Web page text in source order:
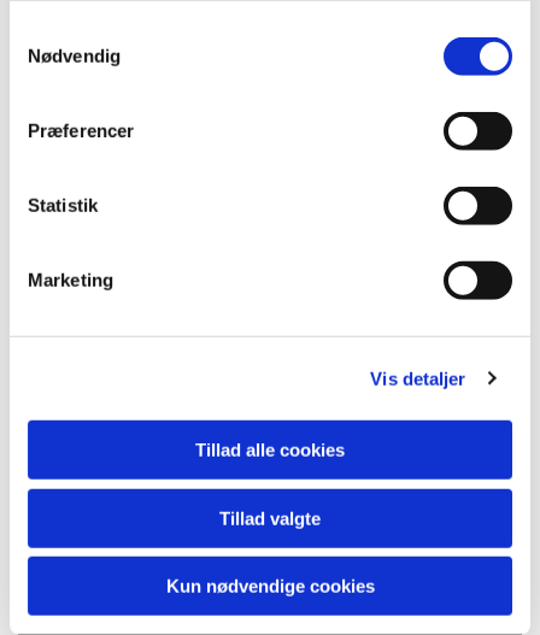
Nødvendig
Præferencer
Statistik
Marketing
Vis detaljer
Tillad alle cookies
Tillad valgte
Kun nødvendige cookies
Du vil måske også kunne lide...